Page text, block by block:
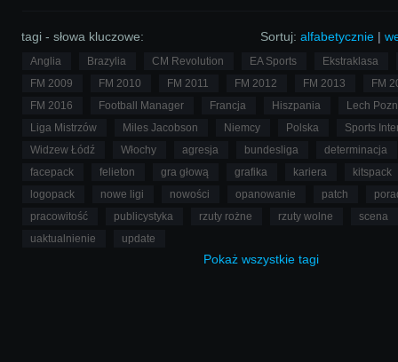
Sortuj: alfabetycznie |
tagi - słowa kluczowe:
Anglia Brazylia CM Revolution EA Sports
Ekstraklasa
FM 2009
FM 2010 FM 2011 FM 2012 FM 2013
FM
FM 2016
Football Manager Francja Hiszpania
Lech
Liga Mistrzów
Miles Jacobson Niemcy Polska
Sports
Widzew Łódź
Włochy agresja bundesliga
determinacja
facepack
felieton gra głową grafika kariera
kitspack
logopack
nowe ligi nowości opanowanie patch
pracowitość
publicystyka rzuty rożne rzuty wolne
scena
uaktualnienie
update
Pokaż wszystkie tagi